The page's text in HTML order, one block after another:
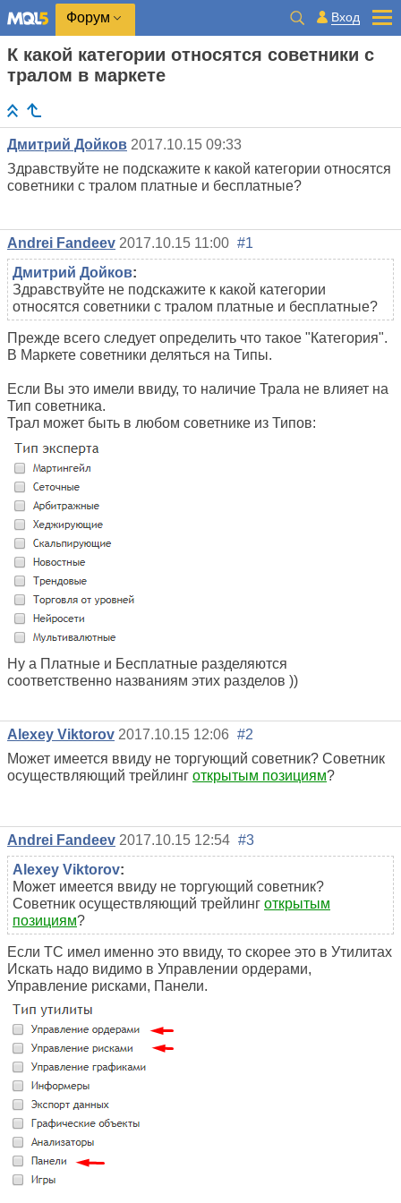
Форум Вход
К какой категории относятся советники с
тралом в маркете
Дмитрий Дойков 2017.10.15 09:33
Здравствуйте не подскажите к какой категории относятся
советники с тралом платные и бесплатные?
Andrei Fandeev 2017.10.15 11:00 #1
Дмитрий Дойков:
Здравствуйте не подскажите к какой категории
относятся советники с тралом платные и бесплатные?
Прежде всего следует определить что такое "Категория".
В Маркете советники деляться на Типы.
Если Вы это имели ввиду, то наличие Трала не влияет на
Тип советника.
Трал может быть в любом советнике из Типов:
Ну а Платные и Бесплатные разделяются
соответственно названиям этих разделов ))
Alexey Viktorov 2017.10.15 12:06 #2
Может имеется ввиду не торгующий советник? Советник
осуществляющий трейлинг открытым позициям?
Andrei Fandeev 2017.10.15 12:54 #3
Alexey Viktorov:
Может имеется ввиду не торгующий советник?
Советник осуществляющий трейлинг открытым
позициям?
Если ТС имел именно это ввиду, то скорее это в Утилитах
Искать надо видимо в Управлении ордерами,
Управление рисками, Панели.